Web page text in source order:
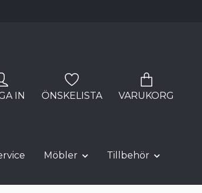
IN ÖNSKELISTA VARUKORG
Möbler
Tillbehör